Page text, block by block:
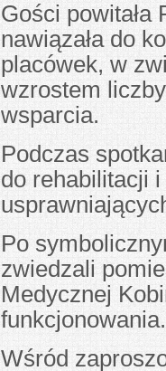
Gości powitała
nawiązała do
placówek, w
wzrostem
wsparcia.
Podczas
do rehabilitacji
Po
zwiedzali
Medycznej
funkcjonowania.
Wśród